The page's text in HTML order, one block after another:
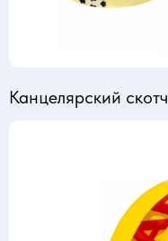
Канцелярский скотч